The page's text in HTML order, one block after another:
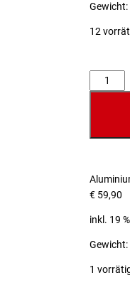
Gewicht:
12
Anzahl
€59,90
inkl. 19
Gewicht:
1